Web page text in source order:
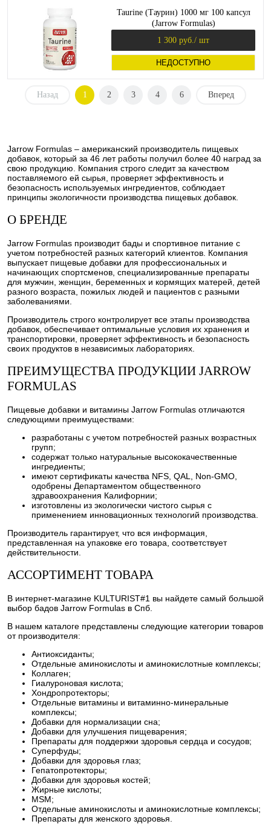
Taurine (Таурин) 1000 мг 100 капсул
(Jarrow Formulas)
1 300 руб. / шт
НЕДОСТУПНО
Назад 1 2 3 4 6 Вперед
Jarrow Formulas – американский производитель пищевых
добавок, который за 46 лет работы получил более 40 наград за
свою продукцию. Компания строго следит за качеством
поставляемого ей сырья, проверяет эффективность и
безопасность используемых ингредиентов, соблюдает
принципы экологичности производства пищевых добавок.
О БРЕНДЕ
Jarrow Formulas производит бады и спортивное питание с
учетом потребностей разных категорий клиентов. Компания
выпускает пищевые добавки для профессиональных и
начинающих спортсменов, специализированные препараты
для мужчин, женщин, беременных и кормящих матерей, детей
разного возраста, пожилых людей и пациентов с разными
заболеваниями.
Производитель строго контролирует все этапы производства
добавок, обеспечивает оптимальные условия их хранения и
транспортировки, проверяет эффективность и безопасность
своих продуктов в независимых лабораториях.
ПРЕИМУЩЕСТВА ПРОДУКЦИИ JARROW
FORMULAS
Пищевые добавки и витамины Jarrow Formulas отличаются
следующими преимуществами:
разработаны с учетом потребностей разных возрастных
групп;
содержат только натуральные высококачественные
ингредиенты;
имеют сертификаты качества NFS, QAL, Non-GMO,
одобрены Департаментом общественного
здравоохранения Калифорнии;
изготовлены из экологически чистого сырья с
применением инновационных технологий производства.
Производитель гарантирует, что вся информация,
представленная на упаковке его товара, соответствует
действительности.
АССОРТИМЕНТ ТОВАРА
В интернет-магазине KULTURIST#1 вы найдете самый большой
выбор бадов Jarrow Formulas в Спб.
В нашем каталоге представлены следующие категории товаров
от производителя:
Антиоксиданты;
Отдельные аминокислоты и аминокислотные комплексы;
Коллаген;
Гиалуроновая кислота;
Хондропротекторы;
Отдельные витамины и витаминно-минеральные
комплексы;
Добавки для нормализации сна;
Добавки для улучшения пищеварения;
Препараты для поддержки здоровья сердца и сосудов;
Суперфуды;
Добавки для здоровья глаз;
Гепатопротекторы;
Добавки для здоровья костей;
Жирные кислоты;
MSM;
Отдельные аминокислоты и аминокислотные комплексы;
Препараты для женского здоровья.